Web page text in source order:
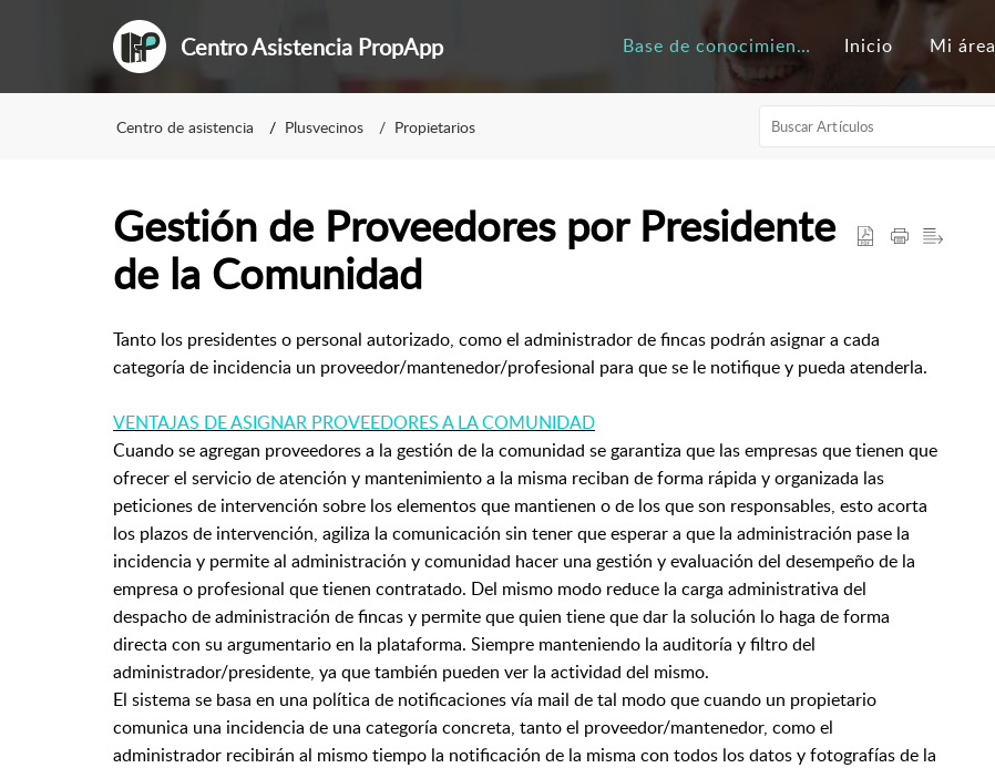
Centro Asistencia PropApp Base de conocimientos Inicio Mi área
Centro de asistencia Plusvecinos Propietarios
Gestión de Proveedores por Presidente
de la Comunidad
Tanto los presidentes o personal autorizado, como el administrador de fincas podrán asignar a cada
categoría de incidencia un proveedor/mantenedor/profesional para que se le notifique y pueda atenderla.
VENTAJAS DE ASIGNAR PROVEEDORES A LA COMUNIDAD
Cuando se agregan proveedores a la gestión de la comunidad se garantiza que las empresas que tienen que
ofrecer el servicio de atención y mantenimiento a la misma reciban de forma rápida y organizada las
peticiones de intervención sobre los elementos que mantienen o de los que son responsables, esto acorta
los plazos de intervención, agiliza la comunicación sin tener que esperar a que la administración pase la
incidencia y permite al administración y comunidad hacer una gestión y evaluación del desempeño de la
empresa o profesional que tienen contratado. Del mismo modo reduce la carga administrativa del
despacho de administración de fincas y permite que quien tiene que dar la solución lo haga de forma
directa con su argumentario en la plataforma. Siempre manteniendo la auditoría y filtro del
administrador/presidente, ya que también pueden ver la actividad del mismo.
El sistema se basa en una política de notificaciones vía mail de tal modo que cuando un propietario
comunica una incidencia de una categoría concreta, tanto el proveedor/mantenedor, como el
administrador recibirán al mismo tiempo la notificación de la misma con todos los datos y fotografías de la